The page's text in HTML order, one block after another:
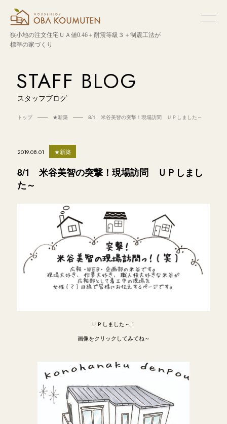
狭小地の注文住宅ＵＡ値0.46＋耐震等級３＋制震工法が
標準の家づくり
STAFF BLOG
スタッフブログ
トップ ★新築 8/1 米谷美智の突撃！現場訪問 ＵＰしました～
2019.08.01 ★新築
8/1 米谷美智の突撃！現場訪問 ＵＰしまし
た～
ＵＰしました～！
画像をクリックしてみてね～